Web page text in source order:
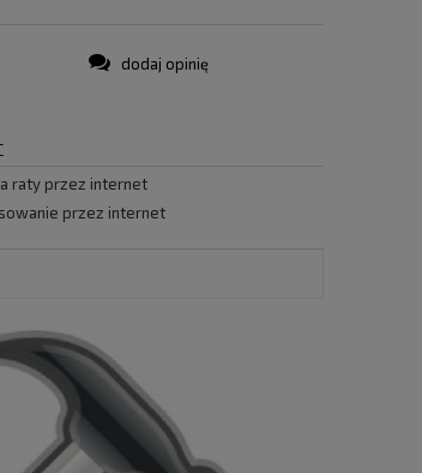
dodaj opinię